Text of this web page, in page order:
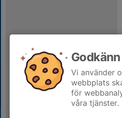
Vi använder
webbplats
för
våra tjänster.